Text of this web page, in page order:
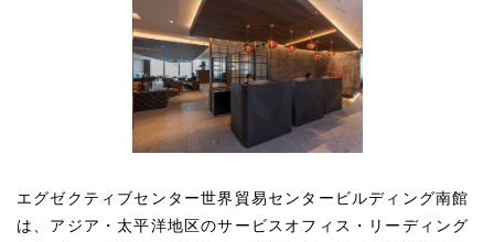
エグゼクティブセンター世界貿易センタービルディング南館
は、アジア・太平洋地区のサービスオフィス・リーディング